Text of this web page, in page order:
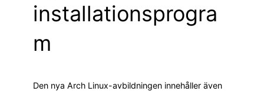
installationsprogra
m
Den nya Arch Linux-avbildningen innehåller även